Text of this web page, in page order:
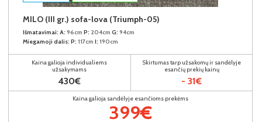
MILO (III gr.) sofa-lova (Triumph-05)
Išmatavimai: A: 96cm P: 204cm G: 94cm
Miegamoji dalis: P: 117cm I: 190cm
Kaina galioja individualiems
užsakymams
430€
Skirtumas tarp užsakomų ir sandėlyje
esančių prekių kainų
- 31€
Kaina galioja sandėlyje esančioms prekėms
399€